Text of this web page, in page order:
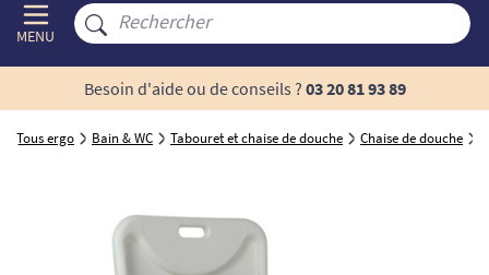
MENU
Besoin d'aide ou de conseils ? 03 20 81 93 89
Tous ergo Bain & WC Tabouret et chaise de douche Chaise de douche